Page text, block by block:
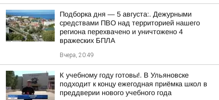
Подборка дня — 5 августа:. Дежурными
средствами ПВО над территорией нашего
региона перехвачено и уничтожено 4
вражеских БПЛА
Вчера, 20:49
К учебному году готовы!. В Ульяновске
подходит к концу ежегодная приёмка школ в
преддверии нового учебного года